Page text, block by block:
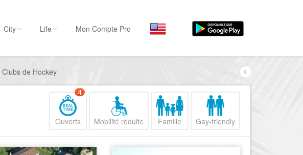
Hôtels, ...
Visiter
Par quartiers
Nice Promenade du
Nice le Port
City Life Mon Compte Pro
de Hockey
Ouverts
4
Mobilité réduite Famille Gay-friendly